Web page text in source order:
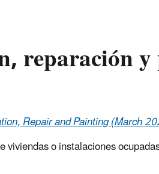
reparación
Repair and Painting (March
viviendas o instalaciones